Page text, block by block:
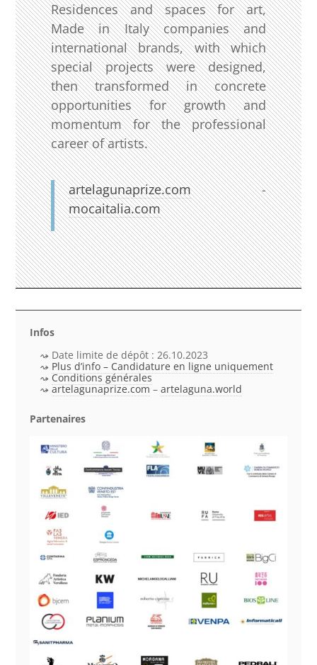
Residences and spaces for art,
Made in Italy companies and
international brands, with which
special projects were designed,
then transformed in concrete
opportunities for growth and
momentum for the professional
career of artists.
artelagunaprize.com-
mocaitalia.com
Infos
Date limite de dépôt : 26.10.2023
Plus d’info – Candidature en ligne uniquement
Conditions générales
artelagunaprize.com–artelaguna.world
Partenaires